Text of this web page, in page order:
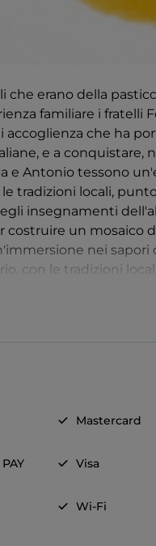
che erano della
familiare i fratelli
accoglienza che ha
e a conquistare,
e Antonio tessono
tradizioni locali,
insegnamenti
un mosaico
nei
con le tradizioni
Mastercard
Visa
Wi-Fi